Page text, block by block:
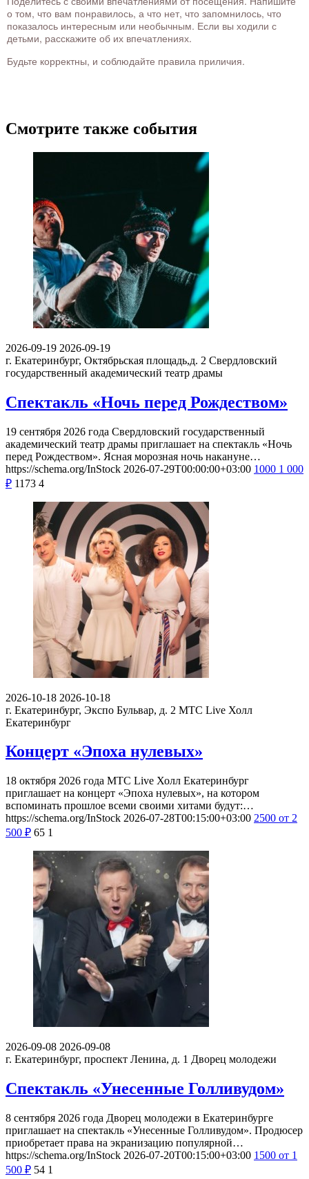
о том, что вам понравилось, а что нет, что запомнилось, что
показалось интересным или необычным. Если вы ходили с
детьми, расскажите об их впечатлениях.
Будьте корректны, и соблюдайте правила приличия.
Смотрите также события
2026-09-19 2026-09-19
г. Екатеринбург, Октябрьская площадь,д. 2 Свердловский
государственный академический театр драмы
Спектакль «Ночь перед Рождеством»
19 сентября 2026 года Свердловский государственный
академический театр драмы приглашает на спектакль «Ночь
перед Рождеством». Ясная морозная ночь накануне…
https://schema.org/InStock 2026-07-29T00:00:00+03:00 1000 1 000
₽ 1173 4
2026-10-18 2026-10-18
г. Екатеринбург, Экспо Бульвар, д. 2 МТС Live Холл
Екатеринбург
Концерт «Эпоха нулевых»
18 октября 2026 года МТС Live Холл Екатеринбург
приглашает на концерт «Эпоха нулевых», на котором
вспоминать прошлое всеми своими хитами будут:…
https://schema.org/InStock 2026-07-28T00:15:00+03:00 2500 от 2
500 ₽ 65 1
2026-09-08 2026-09-08
г. Екатеринбург, проспект Ленина, д. 1 Дворец молодежи
Спектакль «Унесенные Голливудом»
8 сентября 2026 года Дворец молодежи в Екатеринбурге
приглашает на спектакль «Унесенные Голливудом». Продюсер
приобретает права на экранизацию популярной…
https://schema.org/InStock 2026-07-20T00:15:00+03:00 1500 от 1
500 ₽ 54 1